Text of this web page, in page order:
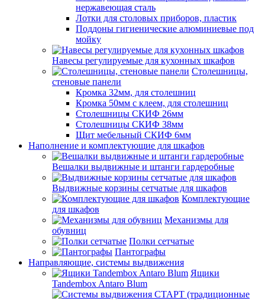
нержавеющая сталь
Лотки для столовых приборов, пластик
Поддоны гигиенические алюминиевые под
мойку
Навесы регулируемые для кухонных шкафов
Столешницы,
стеновые панели
Кромка 32мм, для столешниц
Кромка 50мм с клеем, для столешниц
Столешницы СКИФ 26мм
Столешницы СКИФ 38мм
Щит мебельный СКИФ 6мм
Наполнение и комплектующие для шкафов
Вешалки выдвижные и штанги гардеробные
Выдвижные корзины сетчатые для шкафов
Комплектующие
для шкафов
Механизмы для
обувниц
Полки сетчатые
Пантографы
Направляющие, системы выдвижения
Ящики
Tandembox Antaro Blum